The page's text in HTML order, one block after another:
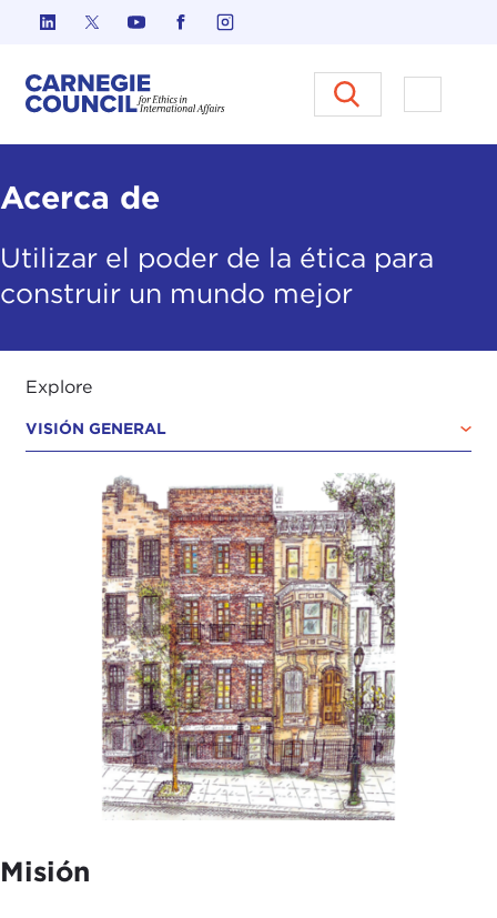
Ir al contenido
Carnegie Council sobre Ética
Abrir el
Acerca de
Utilizar el poder de la ética para
construir un mundo mejor
Explore
VISIÓN GENERAL
Misión